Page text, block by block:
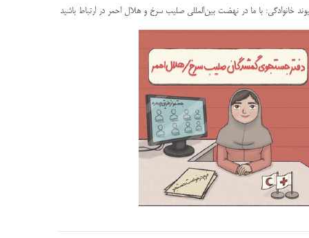
خانوادگی: با ما در نهضت بین‌المللی صلیب سرخ و هلال احمر در ارتباط باشید